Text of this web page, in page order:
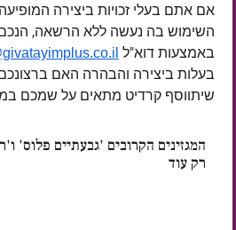
אם אתם בעלי זכויות ביצירה
השימוש בה נעשה ללא הרשאה, הנכם
באמצעות דוא"ל
בעלות ביצירה והבהרה האם
שיתווסף קרדיט מתאים על שמכם
המגזינים הקרובים 'גבעתיים פלוס'
רק עוד